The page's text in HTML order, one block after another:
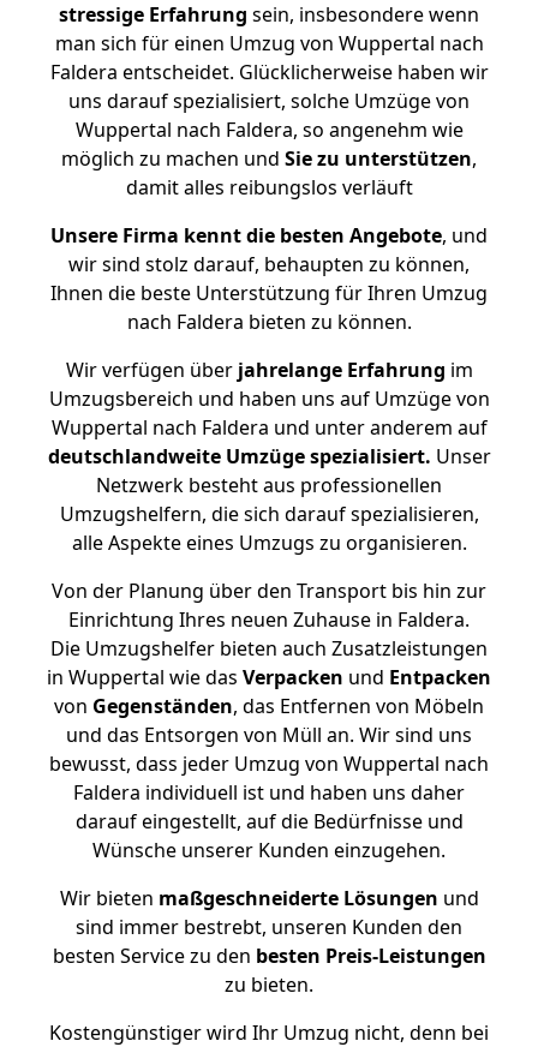
stressige Erfahrung sein, insbesondere wenn
man sich für einen Umzug von Wuppertal nach
Faldera entscheidet. Glücklicherweise haben wir
uns darauf spezialisiert, solche Umzüge von
Wuppertal nach Faldera, so angenehm wie
möglich zu machen und Sie zu unterstützen,
damit alles reibungslos verläuft
Unsere Firma kennt die besten Angebote, und
wir sind stolz darauf, behaupten zu können,
Ihnen die beste Unterstützung für Ihren Umzug
nach Faldera bieten zu können.
Wir verfügen überjahrelange Erfahrung im
Umzugsbereich und haben uns auf Umzüge von
Wuppertal nach Faldera und unter anderem auf
deutschlandweite Umzüge spezialisiert. Unser
Netzwerk besteht aus professionellen
Umzugshelfern, die sich darauf spezialisieren,
alle Aspekte eines Umzugs zu organisieren.
Von der Planung über den Transport bis hin zur
Einrichtung Ihres neuen Zuhause in Faldera.
Die Umzugshelfer bieten auch Zusatzleistungen
in Wuppertal wie das Verpacken und Entpacken
von Gegenständen, das Entfernen von Möbeln
und das Entsorgen von Müll an. Wir sind uns
bewusst, dass jeder Umzug von Wuppertal nach
Faldera individuell ist und haben uns daher
darauf eingestellt, auf die Bedürfnisse und
Wünsche unserer Kunden einzugehen.
Wir bieten maßgeschneiderte Lösungen und
sind immer bestrebt, unseren Kunden den
besten Service zu den besten Preis-Leistungen
zu bieten.
Kostengünstiger wird Ihr Umzug nicht, denn bei